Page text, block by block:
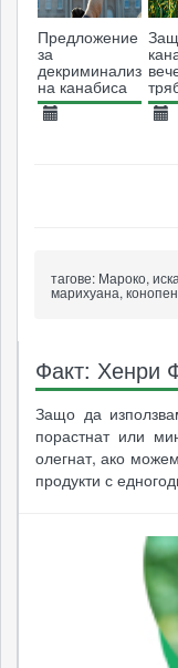
Предложение
за
декриминализация
на канабиса
на
федерално
тагове: Мароко,
марихуана,
Факт: Хенри
Защо да
порастнат или
олегнат, ако
продукти с